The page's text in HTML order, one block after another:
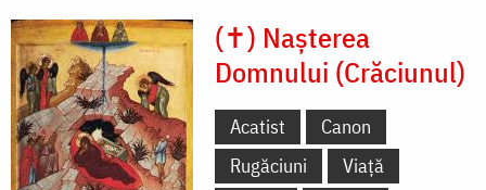
(✝) Nașterea
Domnului (Crăciunul)
Acatist
Canon
Rugăciuni
Viață